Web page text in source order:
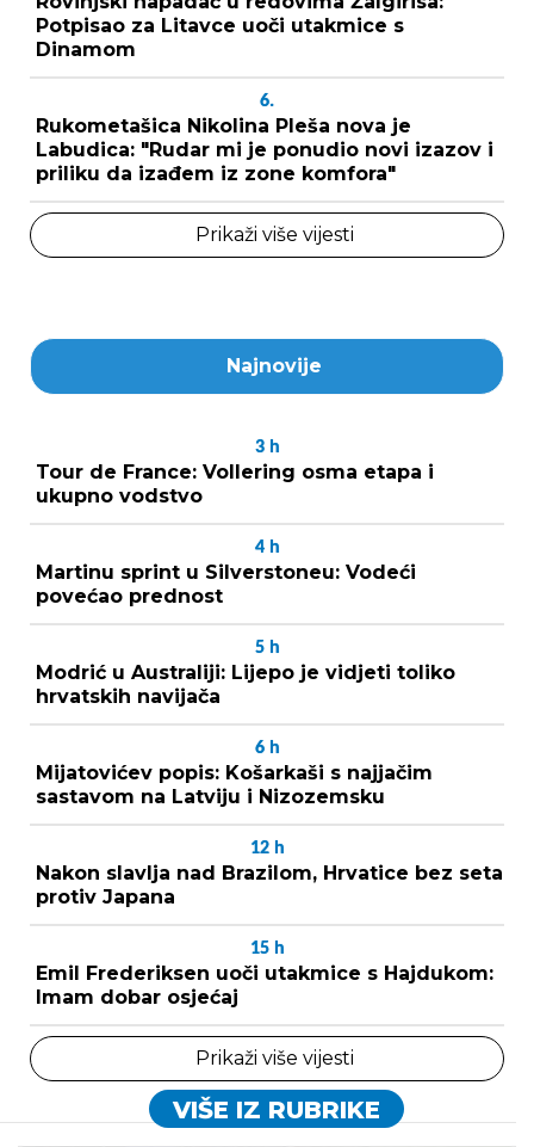
Potpisao za Litavce uoči utakmice s
Dinamom
6.
Rukometašica Nikolina Pleša nova je
Labudica: "Rudar mi je ponudio novi izazov i
priliku da izađem iz zone komfora"
Prikaži više vijesti
Najnovije
3 h
Tour de France: Vollering osma etapa i
ukupno vodstvo
4 h
Martinu sprint u Silverstoneu: Vodeći
povećao prednost
5 h
Modrić u Australiji: Lijepo je vidjeti toliko
hrvatskih navijača
6 h
Mijatovićev popis: Košarkaši s najjačim
sastavom na Latviju i Nizozemsku
12 h
Nakon slavlja nad Brazilom, Hrvatice bez seta
protiv Japana
15 h
Emil Frederiksen uoči utakmice s Hajdukom:
Imam dobar osjećaj
Prikaži više vijesti
VIŠE IZ RUBRIKE